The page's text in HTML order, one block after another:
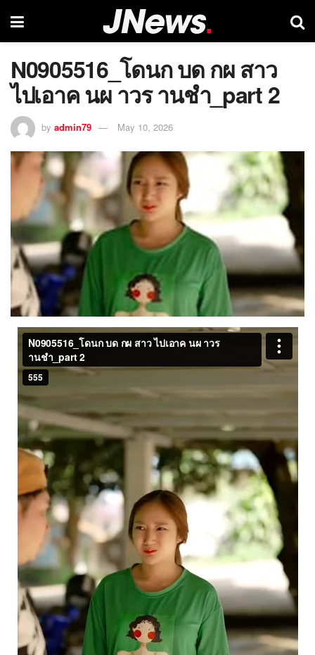
N0905516_โดนก บด กผ สาว
ไปเอาค นผ าวร านชำ_part 2
by admin79 May 10, 2026